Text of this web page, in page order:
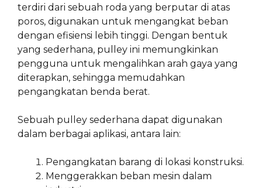
terdiri dari sebuah roda yang berputar di atas
poros, digunakan untuk mengangkat beban
dengan efisiensi lebih tinggi. Dengan bentuk
yang sederhana, pulley ini memungkinkan
pengguna untuk mengalihkan arah gaya yang
diterapkan, sehingga memudahkan
pengangkatan benda berat.
Sebuah pulley sederhana dapat digunakan
dalam berbagai aplikasi, antara lain:
Pengangkatan barang di lokasi konstruksi.
Menggerakkan beban mesin dalam